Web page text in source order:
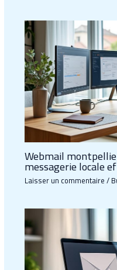
Webmail
messagerie locale
Laisser un commentaire/